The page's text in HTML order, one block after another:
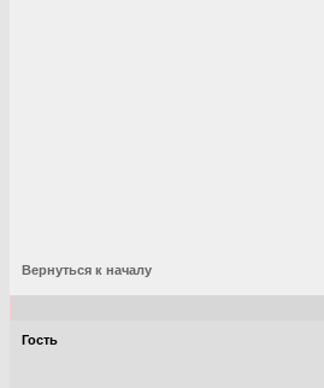
Вернуться к началу
Гость